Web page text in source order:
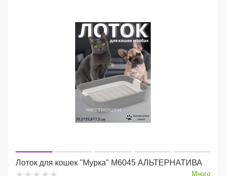
Лоток для кошек "Мурка" М6045 АЛЬТЕРНАТИВА
Много